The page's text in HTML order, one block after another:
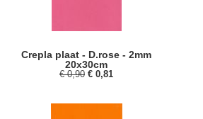
Crepla plaat - D.rose - 2mm
20x30cm
€ 0,90 € 0,81